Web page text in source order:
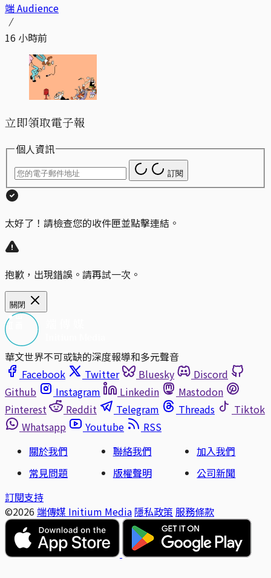
端 Audience
16 小時前
立即領取電子報
個人資訊
訂閱
太好了！請檢查您的收件匣並點擊連結。
抱歉，出現錯誤。請再試一次。
關閉
華文世界不可或缺的深度報導和多元聲音
Facebook
Twitter Bluesky
Discord
Github
Instagram Linkedin
Mastodon
Pinterest
Reddit Telegram Threads
Tiktok
Whatsapp
Youtube
RSS
關於我們
聯絡我們
加入我們
常見問題
版權聲明
公司新聞
訂閱支持
©2026 端傳媒 Initium Media 隱私政策 服務條款